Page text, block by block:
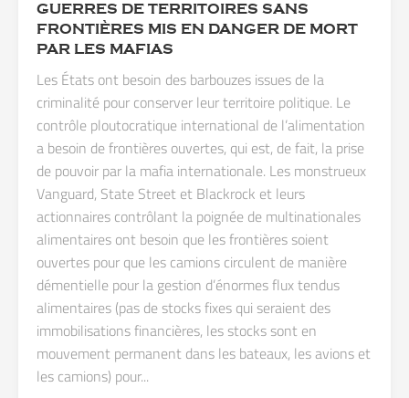
GUERRES DE TERRITOIRES SANS
FRONTIÈRES MIS EN DANGER DE MORT
PAR LES MAFIAS
Les États ont besoin des barbouzes issues de la
criminalité pour conserver leur territoire politique. Le
contrôle ploutocratique international de l’alimentation
a besoin de frontières ouvertes, qui est, de fait, la prise
de pouvoir par la mafia internationale. Les monstrueux
Vanguard, State Street et Blackrock et leurs
actionnaires contrôlant la poignée de multinationales
alimentaires ont besoin que les frontières soient
ouvertes pour que les camions circulent de manière
démentielle pour la gestion d’énormes flux tendus
alimentaires (pas de stocks fixes qui seraient des
immobilisations financières, les stocks sont en
mouvement permanent dans les bateaux, les avions et
les camions) pour...